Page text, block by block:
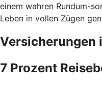
einem wahren Rundum-
Leben in vollen Zügen
Versicherungen
7 Prozent